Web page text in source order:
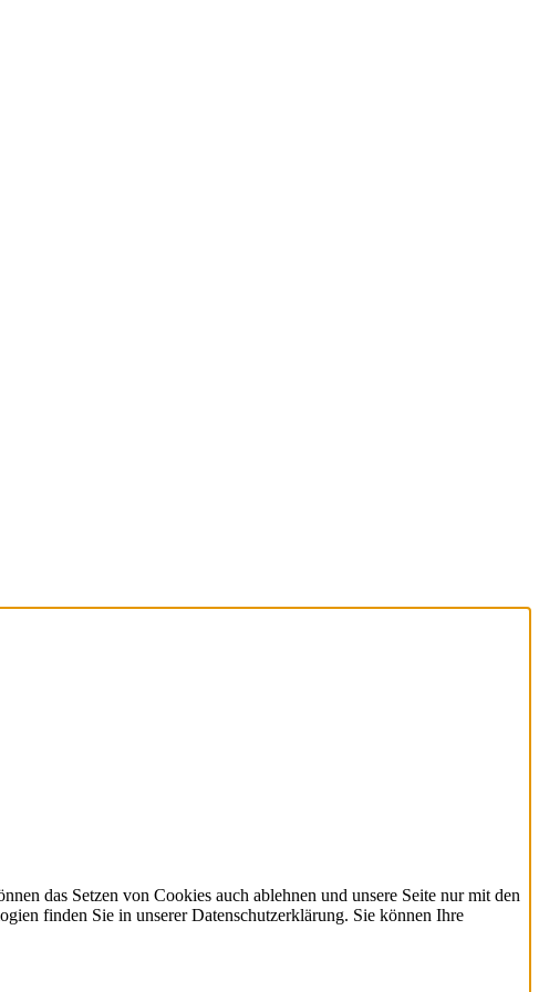
das Setzen von Cookies auch ablehnen und unsere Seite nur mit den
finden Sie in unserer Datenschutzerklärung. Sie können Ihre